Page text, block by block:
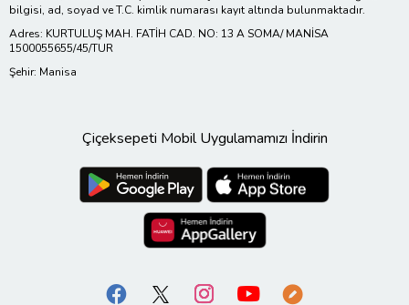
bilgisi, ad, soyad ve T.C. kimlik numarası kayıt altında bulunmaktadır.
Adres: KURTULUŞ MAH. FATİH CAD. NO: 13 A SOMA/ MANİSA
1500055655/45/TUR
Şehir: Manisa
Çiçeksepeti Mobil Uygulamamızı İndirin